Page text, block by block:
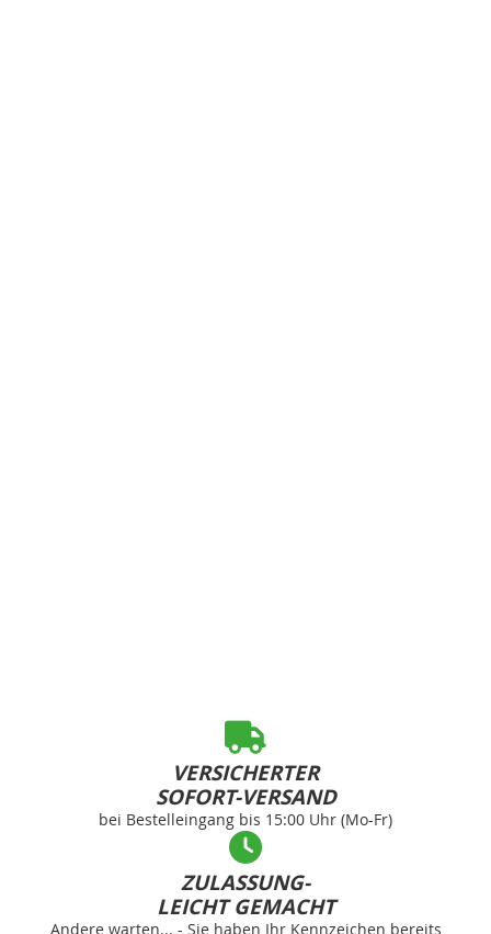
VERSICHERTER
SOFORT-VERSAND
bei Bestelleingang bis 15:00 Uhr (Mo-Fr)
ZULASSUNG-
LEICHT GEMACHT
Andere warten... - Sie haben Ihr Kennzeichen bereits